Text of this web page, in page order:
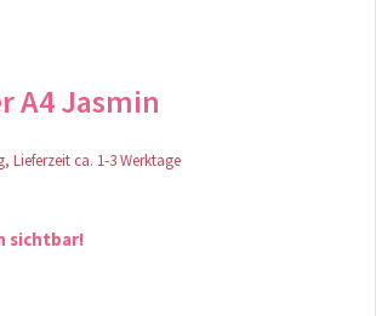
A4 Jasmin
Lieferzeit ca. 1-3 Werktage
sichtbar!